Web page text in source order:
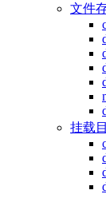
文件
挂载